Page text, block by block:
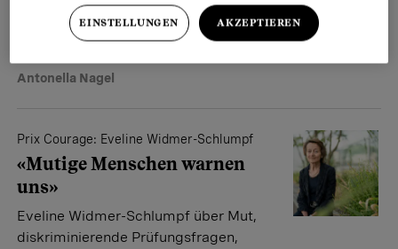
Was der Gerichtsentscheid im Fall der
Ärztin Natalie Urwyler für das
Antonella Nagel
Prix Courage: Eveline Widmer-Schlumpf
«Mutige Menschen warnen
uns»
Eveline Widmer-Schlumpf über Mut,
diskriminierende Prüfungsfragen,
EINSTELLUNGEN AKZEPTIEREN